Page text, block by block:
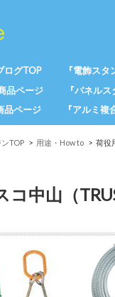
ログTOP 『電飾ス
品ページ 『パネル
品ページ 『アルミ
TOP 用途・How to 荷役
中山（